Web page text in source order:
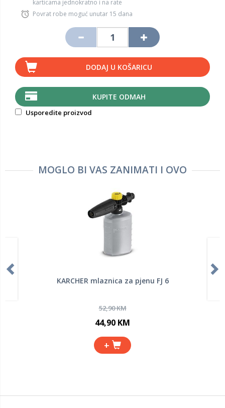
karticama jednokratno i na rate
Povrat robe moguć unutar 15 dana
DODAJ U KOŠARICU
KUPITE ODMAH
Usporedite proizvod
MOGLO BI VAS ZANIMATI I OVO
KARCHER mlaznica za pjenu FJ 6
52,90 KM
44,90 KM
+